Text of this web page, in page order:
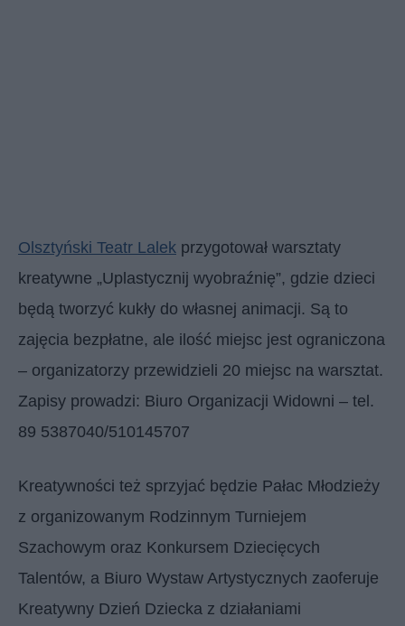
Olsztyński Teatr Lalek przygotował warsztaty
kreatywne „Uplastycznij wyobraźnię”, gdzie dzieci
będą tworzyć kukły do własnej animacji. Są to
zajęcia bezpłatne, ale ilość miejsc jest ograniczona
– organizatorzy przewidzieli 20 miejsc na warsztat.
Zapisy prowadzi: Biuro Organizacji Widowni – tel.
89 5387040/510145707
Kreatywności też sprzyjać będzie Pałac Młodzieży
z organizowanym Rodzinnym Turniejem
Szachowym oraz Konkursem Dziecięcych
Talentów, a Biuro Wystaw Artystycznych zaoferuje
Kreatywny Dzień Dziecka z działaniami